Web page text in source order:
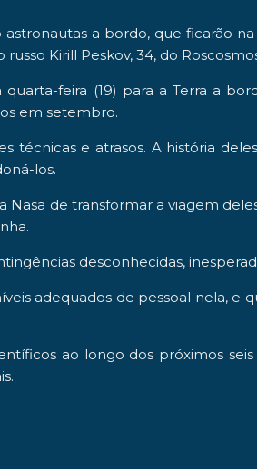
a bordo, que ficarão na
Kirill Peskov, 34, do
feira (19) para a Terra a
em setembro.
e atrasos. A história
los.
de transformar a viagem
desconhecidas,
adequados de pessoal nela,
ao longo dos próximos